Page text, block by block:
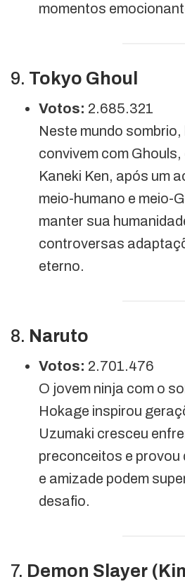
momentos
9. Tokyo Ghoul
Votos: 2.685.321
Neste mundo
convivem com
Kaneki Ken, após um
meio-humano e meio-
manter sua
controversas
eterno.
8. Naruto
Votos: 2.701.476
O jovem ninja com o
Hokage inspirou
Uzumaki cresceu
preconceitos e provou
e amizade podem
desafio.
7. Demon Slayer